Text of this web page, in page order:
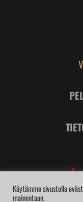
Käytämme sivustolla
mainontaan.